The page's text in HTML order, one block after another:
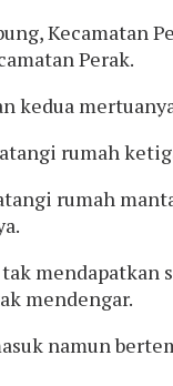
Perak.
kedua
rumah
rumah
mendengar.
namun